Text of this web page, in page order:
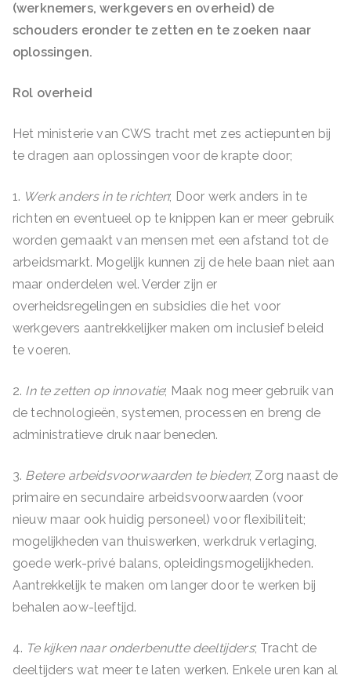
(werknemers, werkgevers en overheid) de
schouders eronder te zetten en te zoeken naar
oplossingen.
Rol overheid
Het ministerie van CWS tracht met zes actiepunten bij
te dragen aan oplossingen voor de krapte door;
1. Werk anders in te richten; Door werk anders in te
richten en eventueel op te knippen kan er meer gebruik
worden gemaakt van mensen met een afstand tot de
arbeidsmarkt. Mogelijk kunnen zij de hele baan niet aan
maar onderdelen wel. Verder zijn er
overheidsregelingen en subsidies die het voor
werkgevers aantrekkelijker maken om inclusief beleid
te voeren.
2. In te zetten op innovatie; Maak nog meer gebruik van
de technologieën, systemen, processen en breng de
administratieve druk naar beneden.
3. Betere arbeidsvoorwaarden te bieden; Zorg naast de
primaire en secundaire arbeidsvoorwaarden (voor
nieuw maar ook huidig personeel) voor flexibiliteit;
mogelijkheden van thuiswerken, werkdruk verlaging,
goede werk-privé balans, opleidingsmogelijkheden.
Aantrekkelijk te maken om langer door te werken bij
behalen aow-leeftijd.
4. Te kijken naar onderbenutte deeltijders; Tracht de
deeltijders wat meer te laten werken. Enkele uren kan al